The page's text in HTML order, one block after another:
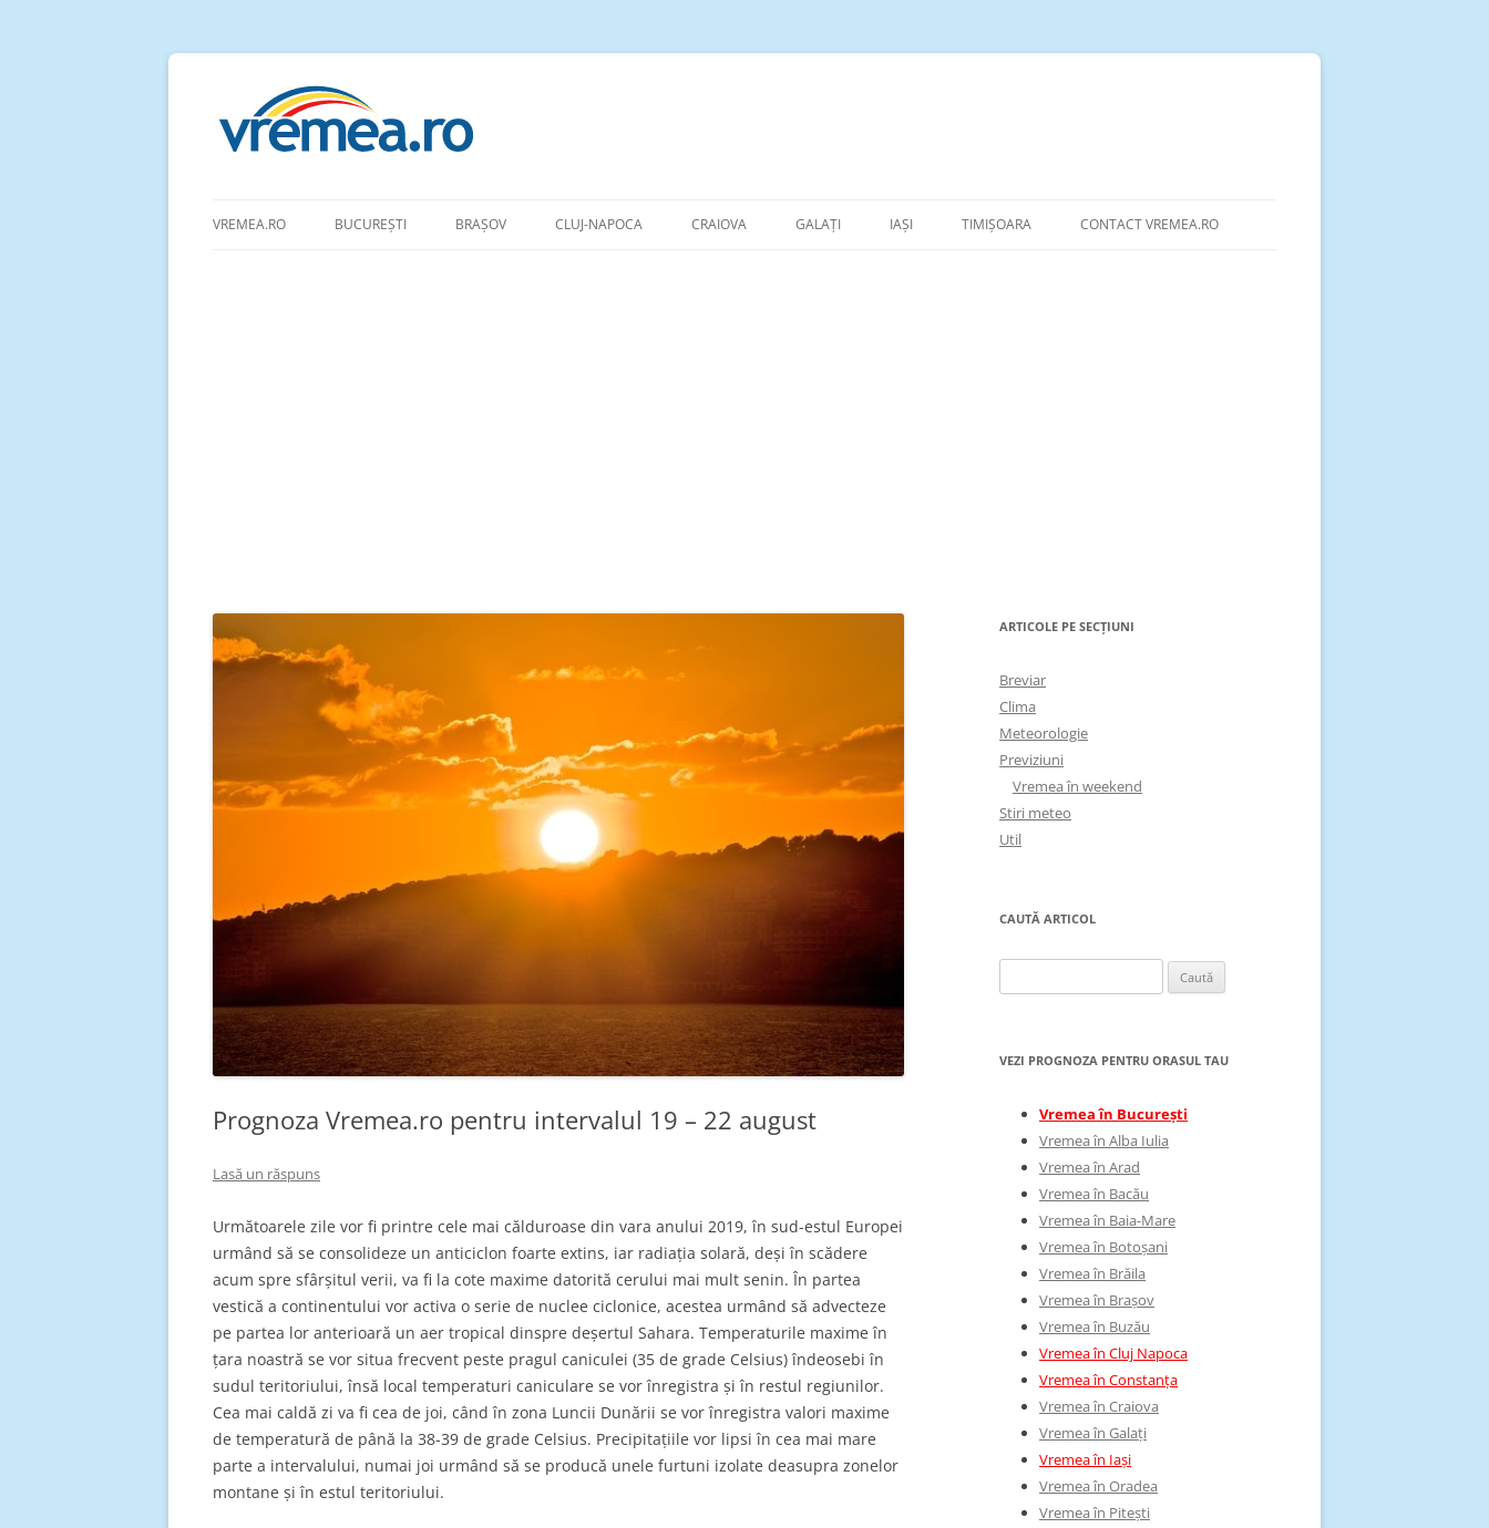
la
VREMEA.RO BUCUREȘTI BRAȘOV CLUJ-NAPOCA CRAIOVA GALAȚI IAȘI TIMIȘOARA CONTACT VREMEA.RO
Prognoza Vremea.ro pentru intervalul 19 – 22 august
Lasă un răspuns
Următoarele zile vor fi printre cele mai călduroase din vara anului 2019, în sud-estul Europei
urmând să se consolideze un anticiclon foarte extins, iar radiația solară, deși în scădere
acum spre sfârșitul verii, va fi la cote maxime datorită cerului mai mult senin. În partea
vestică a continentului vor activa o serie de nuclee ciclonice, acestea urmând să advecteze
pe partea lor anterioară un aer tropical dinspre deșertul Sahara. Temperaturile maxime în
țara noastră se vor situa frecvent peste pragul caniculei (35 de grade Celsius) îndeosebi în
sudul teritoriului, însă local temperaturi caniculare se vor înregistra și în restul regiunilor.
Cea mai caldă zi va fi cea de joi, când în zona Luncii Dunării se vor înregistra valori maxime
de temperatură de până la 38-39 de grade Celsius. Precipitațiile vor lipsi în cea mai mare
parte a intervalului, numai joi urmând să se producă unele furtuni izolate deasupra zonelor
montane și în estul teritoriului.
ARTICOLE PE SECȚIUNI
Breviar
Clima
Meteorologie
Previziuni
Vremea în weekend
Stiri meteo
Util
CAUTĂ ARTICOL
după:
VEZI PROGNOZA PENTRU ORASUL TAU
Vremea în București
Vremea în Alba Iulia
Vremea în Arad
Vremea în Bacău
Vremea în Baia-Mare
Vremea în Botoșani
Vremea în Brăila
Vremea în Brașov
Vremea în Buzău
Vremea în Cluj Napoca
Vremea în Constanța
Vremea în Craiova
Vremea în Galați
Vremea în Iași
Vremea în Oradea
Vremea în Pitești